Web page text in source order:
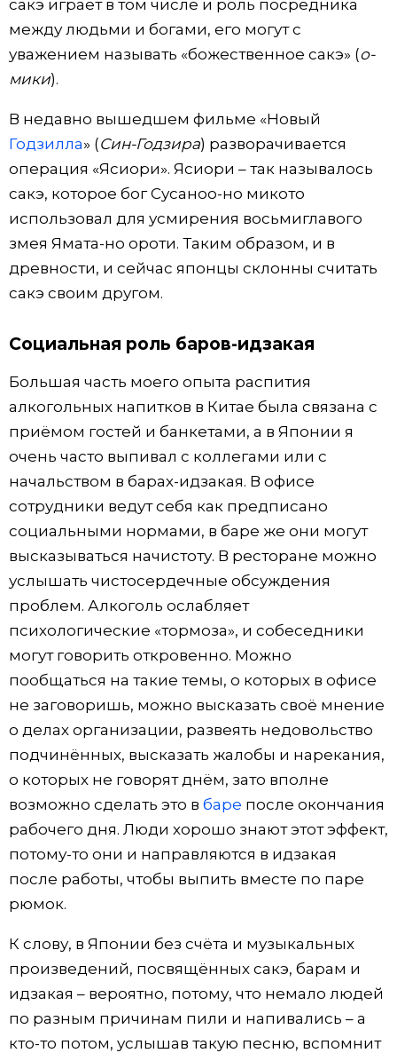
сакэ играет в том числе и роль посредника
между людьми и богами, его могут с
уважением называть «божественное сакэ» (о-
мики).
В недавно вышедшем фильме «Новый
Годзилла» (Син-Годзира) разворачивается
операция «Ясиори». Ясиори – так называлось
сакэ, которое бог Сусаноо-но микото
использовал для усмирения восьмиглавого
змея Ямата-но ороти. Таким образом, и в
древности, и сейчас японцы склонны считать
сакэ своим другом.
Социальная роль баров-идзакая
Большая часть моего опыта распития
алкогольных напитков в Китае была связана с
приёмом гостей и банкетами, а в Японии я
очень часто выпивал с коллегами или с
начальством в барах-идзакая. В офисе
сотрудники ведут себя как предписано
социальными нормами, в баре же они могут
высказываться начистоту. В ресторане можно
услышать чистосердечные обсуждения
проблем. Алкоголь ослабляет
психологические «тормоза», и собеседники
могут говорить откровенно. Можно
пообщаться на такие темы, о которых в офисе
не заговоришь, можно высказать своё мнение
о делах организации, развеять недовольство
подчинённых, высказать жалобы и нарекания,
о которых не говорят днём, зато вполне
возможно сделать это в баре после окончания
рабочего дня. Люди хорошо знают этот эффект,
потому-то они и направляются в идзакая
после работы, чтобы выпить вместе по паре
рюмок.
К слову, в Японии без счёта и музыкальных
произведений, посвящённых сакэ, барам и
идзакая – вероятно, потому, что немало людей
по разным причинам пили и напивались – а
кто-то потом, услышав такую песню, вспомнит